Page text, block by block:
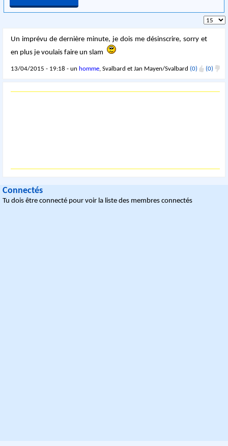
Un imprévu de dernière minute, je dois me désinscrire, sorry et
en plus je voulais faire un slam
13/04/2015 - 19:18 - un homme, Svalbard et Jan Mayen/Svalbard (0) (0)
Connectés
Tu dois être connecté pour voir la liste des membres connectés